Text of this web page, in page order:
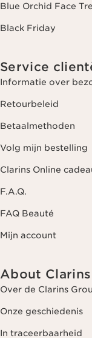
Blue Orchid Face
Black Friday
Service
Informatie over
Retourbeleid
Betaalmethoden
Volg mijn bestelling
Clarins Online
F.A.Q.
FAQ Beauté
Mijn account
About Clarins
Over de Clarins
Onze geschiedenis
In traceerbaarheid